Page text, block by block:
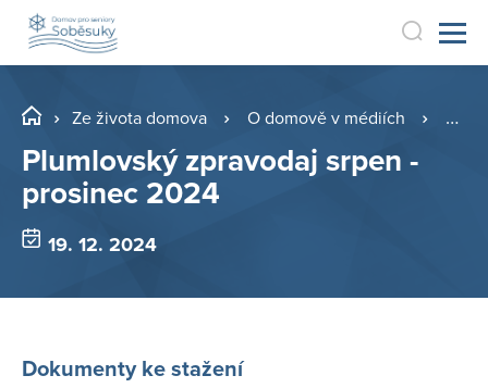
Ze života domova O domově v médiích
Plumlovský zpravodaj srpen -
prosinec 2024
19. 12. 2024
Dokumenty ke stažení